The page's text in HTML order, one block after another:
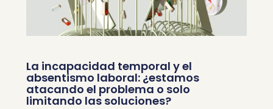
La incapacidad temporal y el
absentismo laboral: ¿estamos
atacando el problema o solo
limitando las soluciones?